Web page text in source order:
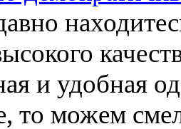
и удобная
то можем